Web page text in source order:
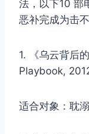
法，以下10 部
恶补完成为击
1. 《乌云背后
Playbook, 2012
适合对象：耽